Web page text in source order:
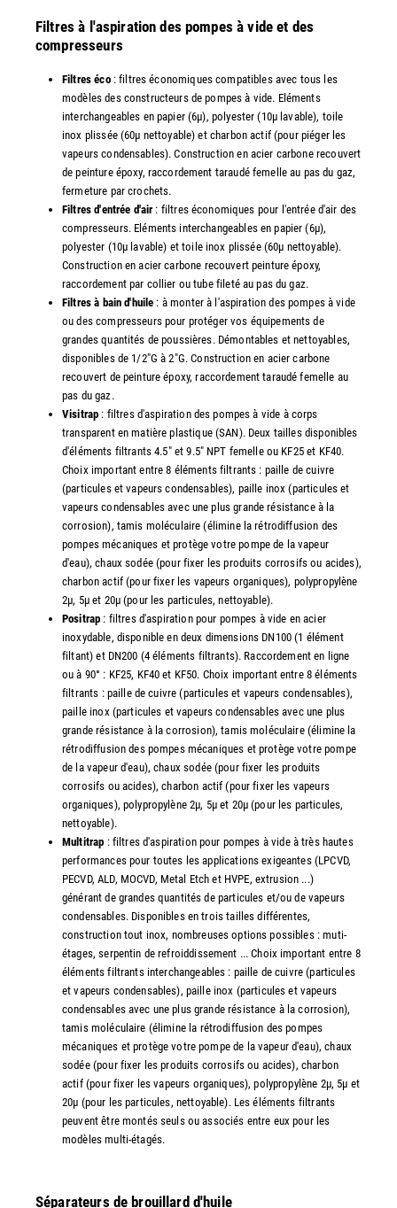
Filtres à l'aspiration des pompes à vide et des
compresseurs
Filtres éco: filtres économiques compatibles avec tous les
modèles des constructeurs de pompes à vide. Eléments
interchangeables en papier (6µ), polyester (10µ lavable), toile
inox plissée (60µ nettoyable) et charbon actif (pour piéger les
vapeurs condensables). Construction en acier carbone recouvert
de peinture époxy, raccordement taraudé femelle au pas du gaz,
fermeture par crochets.
Filtres d'entrée d'air : filtres économiques pour l'entrée d'air des
compresseurs. Eléments interchangeables en papier (6µ),
polyester (10µ lavable) et toile inox plissée (60µ nettoyable).
Construction en acier carbone recouvert peinture époxy,
raccordement par collier ou tube fileté au pas du gaz.
Filtres à bain d'huile : à monter à l'aspiration des pompes à vide
ou des compresseurs pour protéger vos équipements de
grandes quantités de poussières. Démontables et nettoyables,
disponibles de 1/2"G à 2"G. Construction en acier carbone
recouvert de peinture époxy, raccordement taraudé femelle au
pas du gaz.
Visitrap : filtres d'aspiration des pompes à vide à corps
transparent en matière plastique (SAN). Deux tailles disponibles
d'éléments filtrants 4.5" et 9.5" NPT femelle ou KF25 et KF40.
Choix important entre 8 éléments filtrants : paille de cuivre
(particules et vapeurs condensables), paille inox (particules et
vapeurs condensables avec une plus grande résistance à la
corrosion), tamis moléculaire (élimine la rétrodiffusion des
pompes mécaniques et protège votre pompe de la vapeur
d'eau), chaux sodée (pour fixer les produits corrosifs ou acides),
charbon actif (pour fixer les vapeurs organiques), polypropylène
2µ, 5µ et 20µ (pour les particules, nettoyable).
Positrap : filtres d'aspiration pour pompes à vide en acier
inoxydable, disponible en deux dimensions DN100 (1 élément
filtant) et DN200 (4 éléments filtrants). Raccordement en ligne
ou à 90° : KF25, KF40 et KF50. Choix important entre 8 éléments
filtrants : paille de cuivre (particules et vapeurs condensables),
paille inox (particules et vapeurs condensables avec une plus
grande résistance à la corrosion), tamis moléculaire (élimine la
rétrodiffusion des pompes mécaniques et protège votre pompe
de la vapeur d'eau), chaux sodée (pour fixer les produits
corrosifs ou acides), charbon actif (pour fixer les vapeurs
organiques), polypropylène 2µ, 5µ et 20µ (pour les particules,
nettoyable).
Multitrap : filtres d'aspiration pour pompes à vide à très hautes
performances pour toutes les applications exigeantes (LPCVD,
PECVD, ALD, MOCVD, Metal Etch et HVPE, extrusion ...)
générant de grandes quantités de particules et/ou de vapeurs
condensables. Disponibles en trois tailles différentes,
construction tout inox, nombreuses options possibles : muti-
étages, serpentin de refroiddissement ... Choix important entre 8
éléments filtrants interchangeables : paille de cuivre (particules
et vapeurs condensables), paille inox (particules et vapeurs
condensables avec une plus grande résistance à la corrosion),
tamis moléculaire (élimine la rétrodiffusion des pompes
mécaniques et protège votre pompe de la vapeur d'eau), chaux
sodée (pour fixer les produits corrosifs ou acides), charbon
actif (pour fixer les vapeurs organiques), polypropylène 2µ, 5µ et
20µ (pour les particules, nettoyable). Les éléments filtrants
peuvent être montés seuls ou associés entre eux pour les
modèles multi-étagés.
Séparateurs de brouillard d'huile